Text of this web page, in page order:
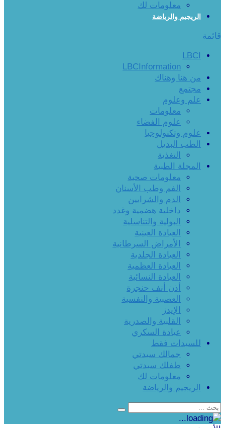
معلومات لك
الريجيم والرياضة
قائمة
LBCI
LBCInformation
من هنا وهناك
مجتمع
علم وعلوم
معلومات
علوم الفضاء
علوم وتكنولوجيا
الطب البديل
التغذية
المجلة الطبية
معلومات صحية
الفم وطب الأسنان
الدم والشرايين
داخلية هضمية وغدد
البولية والتناسلية
العيادة العينية
الأمراض السرطانية
العيادة الجلدية
العيادة العظمية
العيادة النسائية
أذن أنف حنجرة
العصبية والنفسية
الإيدز
القلبية والصدرية
عيادة السكري
للسيدات فقط
جمالك سيدتي
طفلك سيدتي
معلومات لك
الريجيم والرياضة